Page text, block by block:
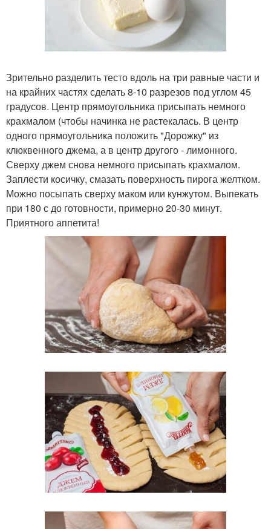
Зрительно разделить тесто вдоль на три равные части и
на крайних частях сделать 8-10 разрезов под углом 45
градусов. Центр прямоугольника присыпать немного
крахмалом (чтобы начинка не растекалась. В центр
одного прямоугольника положить "Дорожку" из
клюквенного джема, а в центр другого - лимонного.
Сверху джем снова немного присыпать крахмалом.
Заплести косичку, смазать поверхность пирога желтком.
Можно посыпать сверху маком или кунжутом. Выпекать
при 180 с до готовности, примерно 20-30 минут.
Приятного аппетита!